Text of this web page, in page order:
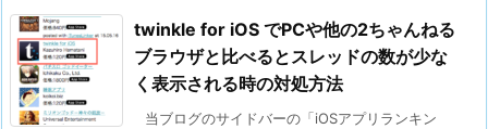
twinkle for iOS でPCや他の2ちゃんねる
ブラウザと比べるとスレッドの数が少な
く表示される時の対処方法
当ブログのサイドバーの「iOSアプリランキン